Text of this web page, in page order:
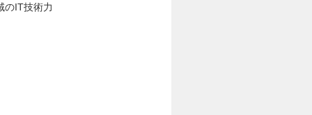
のIT技術力